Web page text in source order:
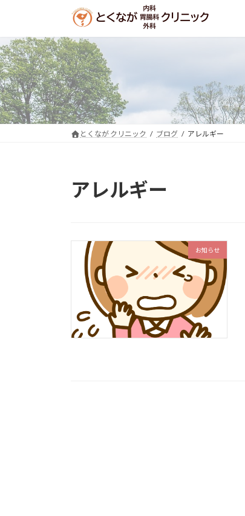
ン
ツ
へ
ス
キ
ッ
ー
シ
ョ
ン
に
移
とくなが クリニック ブログ アレルギー
アレルギー
お知らせ